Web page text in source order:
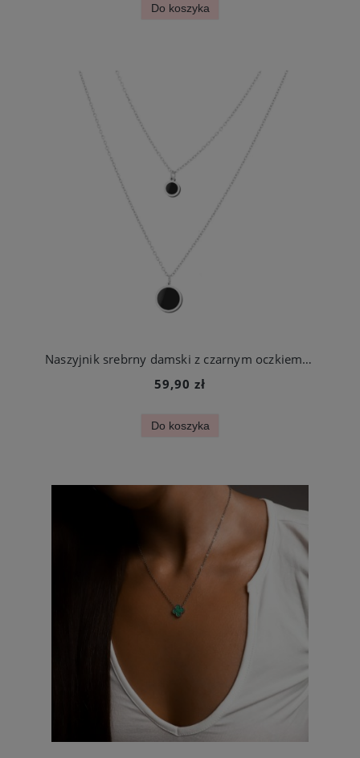
Do koszyka
Naszyjnik srebrny damski z czarnym oczkiem stal chirurgiczna
59,90 zł
Do koszyka